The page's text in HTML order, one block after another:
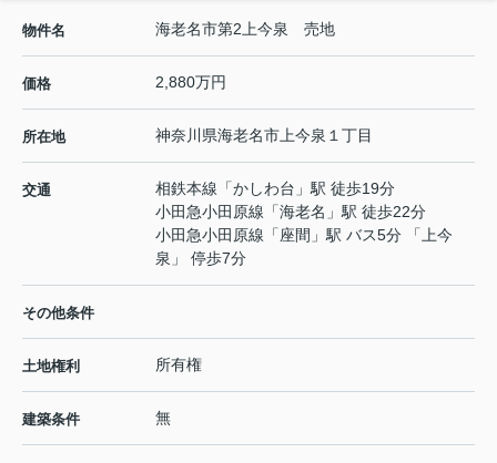
物件名 海老名市第2上今泉 売地
価格 2,880万円
所在地 神奈川県海老名市 上今泉 １丁目
交通 相鉄本線 「かしわ台 」駅 徒歩19分
小田急小田原線 「海老名 」駅 徒歩22分
小田急小田原線 「座間 」駅 バス5分 「上今
泉」 停歩7分
その他条件
土地権利 所有権
建築条件 無